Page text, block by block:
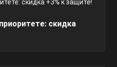
скидка